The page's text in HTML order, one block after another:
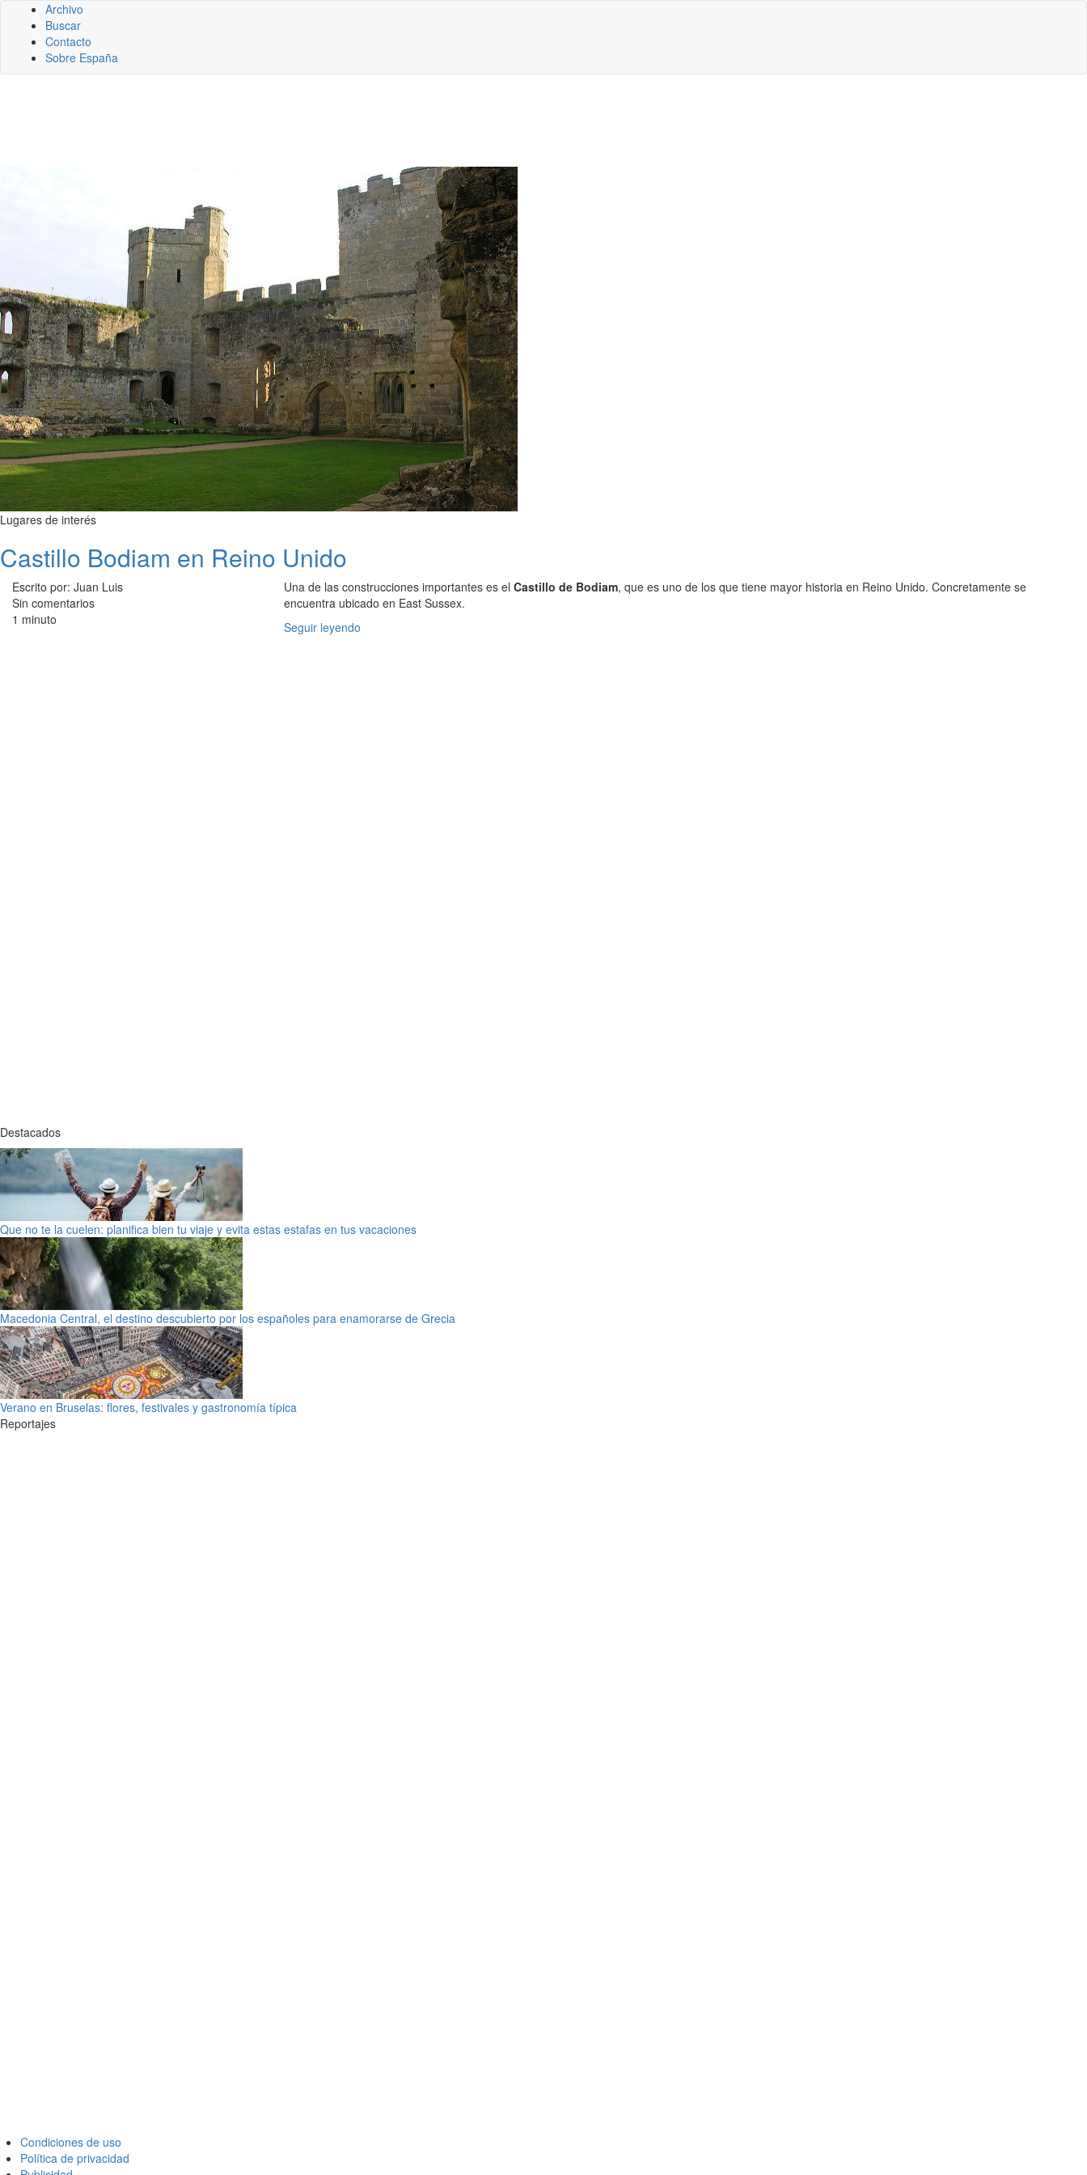
Archivo
Buscar
Contacto
Sobre España
Lugares de interés
Castillo Bodiam en Reino Unido
Escrito por: Juan Luis
Sin comentarios
1 minuto
Una de las construcciones importantes es el Castillo de Bodiam, que es uno de los que tiene mayor historia en Reino Unido. Concretamente se
encuentra ubicado en East Sussex.
Seguir leyendo
Destacados
Que no te la cuelen: planifica bien tu viaje y evita estas estafas en tus vacaciones
Macedonia Central, el destino descubierto por los españoles para enamorarse de Grecia
Verano en Bruselas: flores, festivales y gastronomía típica
Reportajes
Condiciones de uso
Política de privacidad